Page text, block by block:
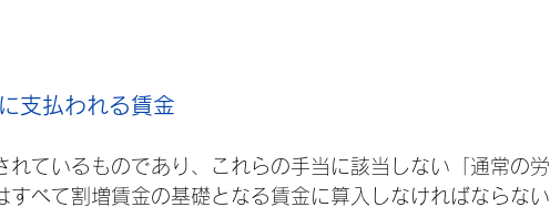
支払われる賃金
れているものであり、これらの手当に該当しない「通常の労
すべて割増賃金の基礎となる賃金に算入しなければならない